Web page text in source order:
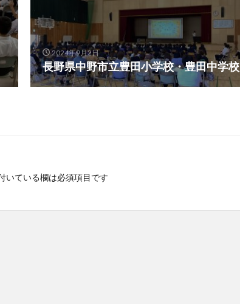
2024年9月2日
長野県中野市立豊田小学校・豊田中学校
いている欄は必須項目です